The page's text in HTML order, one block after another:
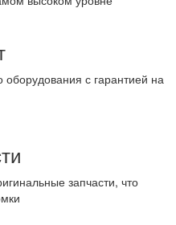
с гарантией на
запчасти, что